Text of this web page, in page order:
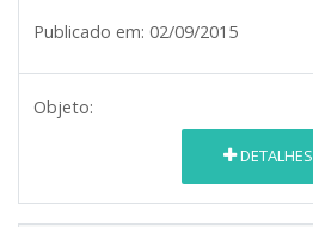
Publicado em: 02/09/2015
Objeto:
DETALHES